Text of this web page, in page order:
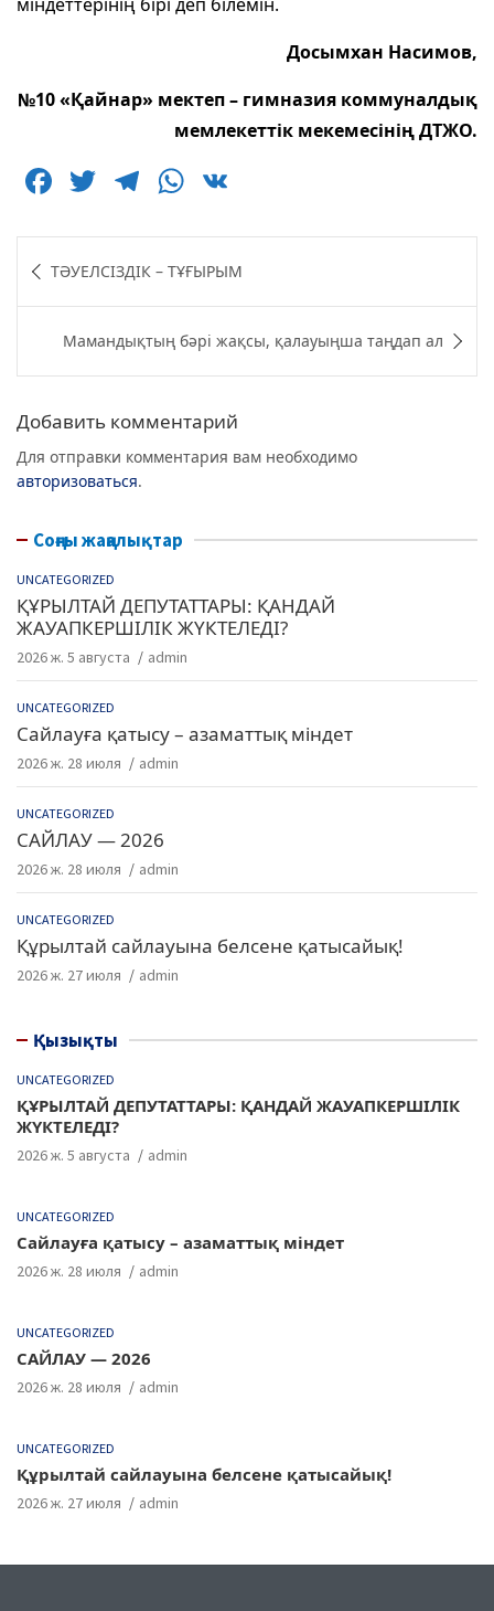
Досымхан Насимов,
№10 «Қайнар» мектеп – гимназия коммуналдық
мемлекеттік мекемесінің ДТЖО.
F
c
e
b
o
o
k
T
itt
er
T
e
g
ra
m
W
at
s
A
p
p
по ТӘУЕЛСІЗДІК – ТҰҒЫРЫМ
Мамандықтың бәрі жақсы, қалауыңша таңдап ал
Добавить комментарий
Для отправки комментария вам необходимо
авторизоваться.
Соңғы жаңалықтар
UNCATEGORIZED
ҚҰРЫЛТАЙ ДЕПУТАТТАРЫ: ҚАНДАЙ
ЖАУАПКЕРШІЛІК ЖҮКТЕЛЕДІ?
2026 ж. 5 августа admin
UNCATEGORIZED
Сайлауға қатысу – азаматтық міндет
2026 ж. 28 июля admin
UNCATEGORIZED
САЙЛАУ — 2026
2026 ж. 28 июля admin
UNCATEGORIZED
Құрылтай сайлауына белсене қатысайық!
2026 ж. 27 июля admin
Қызықты
UNCATEGORIZED
ҚҰРЫЛТАЙ ДЕПУТАТТАРЫ: ҚАНДАЙ ЖАУАПКЕРШІЛІК
ЖҮКТЕЛЕДІ?
2026 ж. 5 августа admin
UNCATEGORIZED
Сайлауға қатысу – азаматтық міндет
2026 ж. 28 июля admin
UNCATEGORIZED
САЙЛАУ — 2026
2026 ж. 28 июля admin
UNCATEGORIZED
Құрылтай сайлауына белсене қатысайық!
2026 ж. 27 июля admin